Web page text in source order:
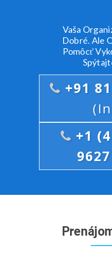
Vaša
Dobré. Ale
Pomôcť
+91
+1
9627